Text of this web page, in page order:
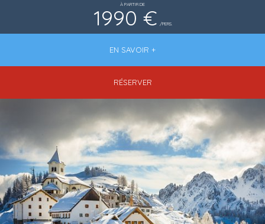
À PARTIR DE
1990 € /PERS.
EN SAVOIR +
RÉSERVER